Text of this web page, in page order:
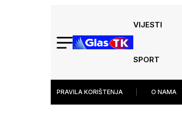
VIJESTI
SPORT
PRAVILA KORIŠTENJA O NAMA